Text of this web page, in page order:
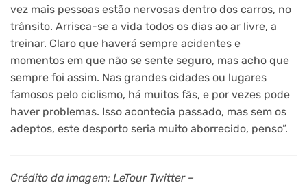
vez mais pessoas estão nervosas dentro dos carros, no
trânsito. Arrisca-se a vida todos os dias ao ar livre, a
treinar. Claro que haverá sempre acidentes e
momentos em que não se sente seguro, mas acho que
sempre foi assim. Nas grandes cidades ou lugares
famosos pelo ciclismo, há muitos fãs, e por vezes pode
haver problemas. Isso acontecia passado, mas sem os
adeptos, este desporto seria muito aborrecido, penso”.
Crédito da imagem: LeTour Twitter –